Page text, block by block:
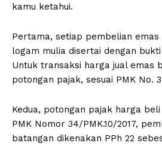
kamu ketahui.
Pertama, setiap pembelian emas
logam mulia disertai dengan
Untuk transaksi harga jual emas
potongan pajak, sesuai PMK No.
Kedua, potongan pajak harga
PMK Nomor 34/PMK.10/2017,
batangan dikenakan PPh 22